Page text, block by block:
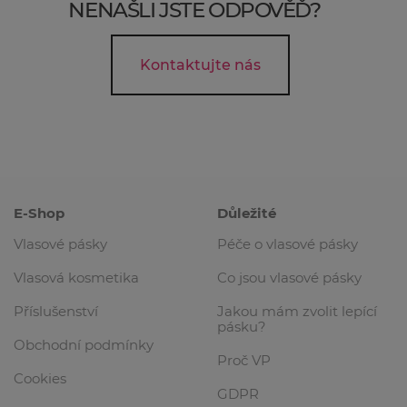
NENAŠLI JSTE ODPOVĚĎ?
Kontaktujte nás
E-Shop
Vlasové pásky
Vlasová kosmetika
Příslušenství
Obchodní podmínky
Cookies
Důležité
Péče o vlasové pásky
Co jsou vlasové pásky
Jakou mám zvolit lepící
pásku?
Proč VP
GDPR